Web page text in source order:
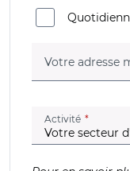
Votre adresse
Activité (champ